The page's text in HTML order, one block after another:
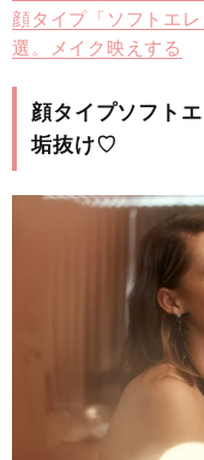
顔タイプ「ソフトエ
選。メイク映えする
顔タイプソフト
垢抜け♡